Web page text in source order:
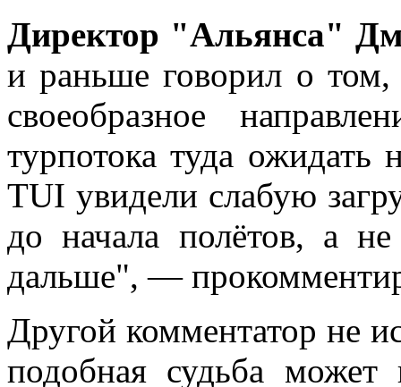
Директор "Альянса"
и раньше говорил о
своеобразное
турпотока туда
TUI увидели слабую
до начала полётов, а
дальше", —
Другой комментатор не
подобная судьба может